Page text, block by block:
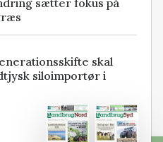
skal
siloimportør i